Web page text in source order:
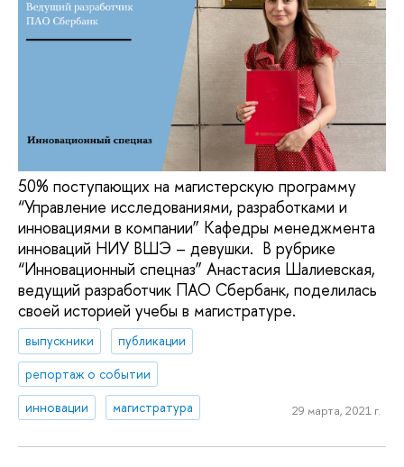
50% поступающих на магистерскую программу
“Управление исследованиями, разработками и
инновациями в компании” Кафедры менеджмента
инноваций НИУ ВШЭ – девушки. В рубрике
“Инновационный спецназ” Анастасия Шалиевская,
ведущий разработчик ПАО Сбербанк, поделилась
своей историей учебы в магистратуре.
выпускники
публикации
репортаж о событии
инновации
магистратура 29 марта, 2021 г.